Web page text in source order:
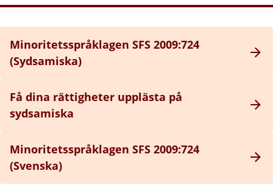
Minoritetsspråklagen SFS 2009:724
(Sydsamiska)
Få dina rättigheter upplästa på
sydsamiska
Minoritetsspråklagen SFS 2009:724
(Svenska)